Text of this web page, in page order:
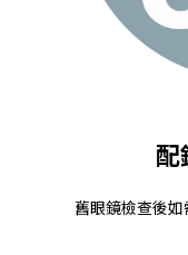
配
舊眼鏡檢查後